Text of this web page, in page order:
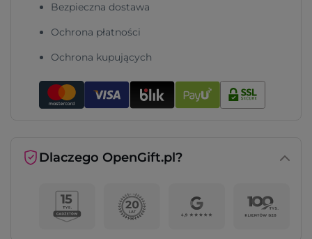
Bezpieczna dostawa
Ochrona płatności
Ochrona kupujących
Dlaczego OpenGift.pl?